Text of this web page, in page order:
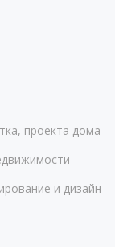
проекта дома
и дизайн